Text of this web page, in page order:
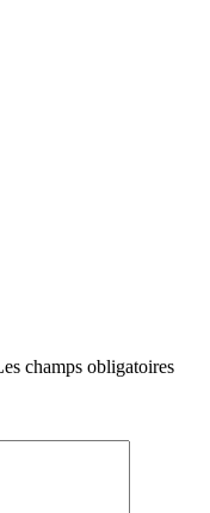
champs obligatoires